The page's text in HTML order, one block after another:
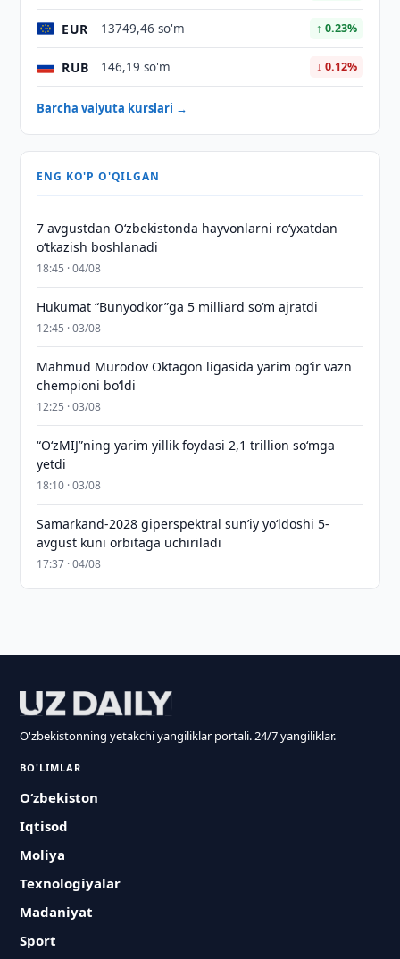
EUR 13749,46 so'm ↑ 0.23%
RUB 146,19 so'm ↓ 0.12%
Barcha valyuta kurslari →
ENG KO'P O'QILGAN
7 avgustdan O‘zbekistonda hayvonlarni ro‘yxatdan
o‘tkazish boshlanadi
18:45 · 04/08
Hukumat “Bunyodkor”ga 5 milliard so‘m ajratdi
12:45 · 03/08
Mahmud Murodov Oktagon ligasida yarim og‘ir vazn
chempioni bo‘ldi
12:25 · 03/08
“O‘zMIJ”ning yarim yillik foydasi 2,1 trillion so‘mga
yetdi
18:10 · 03/08
Samarkand-2028 giperspektral sun’iy yo‘ldoshi 5-
avgust kuni orbitaga uchiriladi
17:37 · 04/08
O'zbekistonning yetakchi yangiliklar portali. 24/7 yangiliklar.
BO'LIMLAR
O‘zbekiston
Iqtisod
Moliya
Texnologiyalar
Madaniyat
Sport